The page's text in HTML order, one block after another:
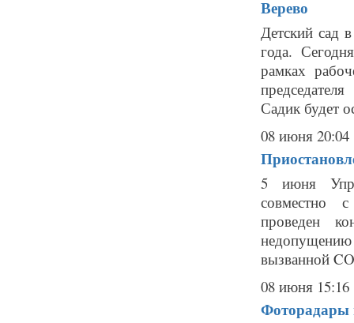
Верево
Детский сад
года.
рамках
Садик будет
08 июня 20:04
5 июня
совместно
проведен
вызванной
08 июня 15:16
Фоторадары